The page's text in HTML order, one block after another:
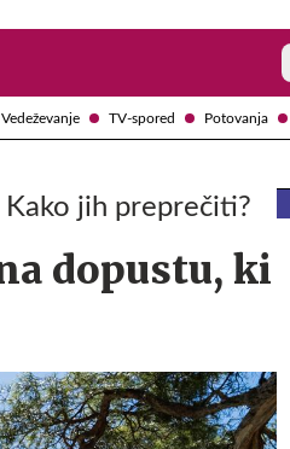
Vedeževanje TV-spored Potovanja
jih preprečiti?
dopustu, ki